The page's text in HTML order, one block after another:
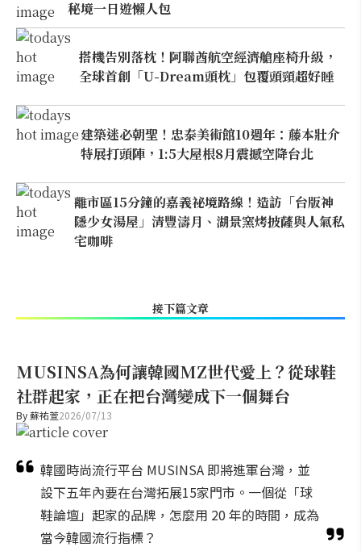
秘境一日遊懶人包
搭機告別落枕！阿聯酋航空經濟艙座椅升級，
全球首創「U-Dream頭枕」包覆頭頸超好睡
建築迷必朝聖！忠泰美術館10週年：藤本壯介
特展打頭陣，1:5大屋根8月震撼空降台北
離市區15分鐘的嘉義祕境路線！造訪「台版神
隱少女湯屋」清豐濤月、湖景窯烤披薩與人氣私
宅咖啡
接下篇文章
MUSINSA為何讓韓國MZ世代愛上？從球鞋
社群起家，正在把台灣變成下一個舞台
By蘇祐萱2026/07/13
韓國時尚流行平台 MUSINSA 即將進軍台灣，並
設下五年內要在台灣拓展15家門市。一個從「球
鞋論壇」起家的品牌，怎麼用 20 年的時間，成為
當今韓國流行指標？